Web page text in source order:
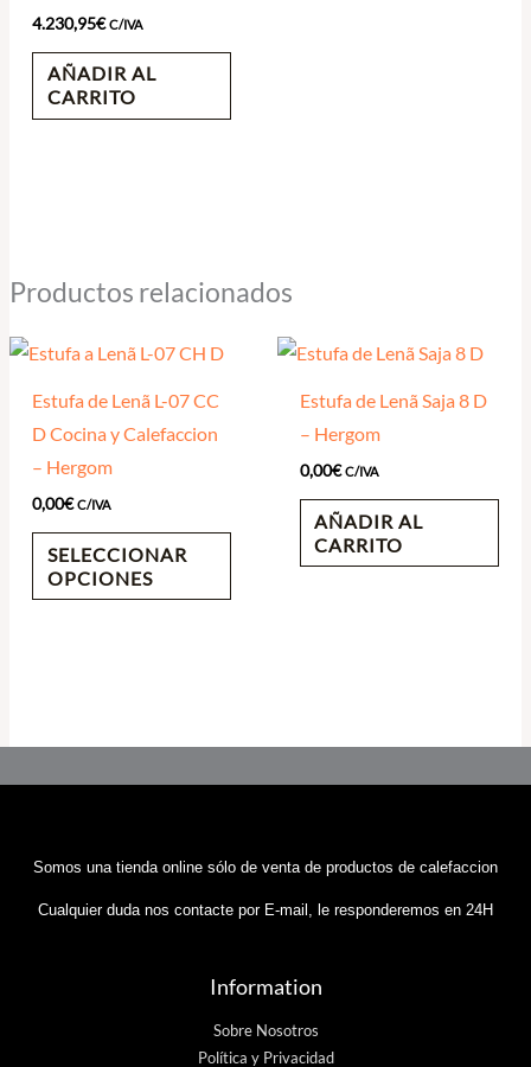
4.230,95€ C/IVA
AÑADIR AL
CARRITO
Productos relacionados
Estufa de Lenã L-07 CC
D Cocina y Calefaccion
– Hergom
0,00€ C/IVA
SELECCIONAR
OPCIONES
Estufa de Lenã Saja 8 D
– Hergom
0,00€ C/IVA
AÑADIR AL
CARRITO
Somos una tienda online sólo de venta de productos de calefaccion
Cualquier duda nos contacte por E-mail, le responderemos en 24H
Information
Sobre Nosotros
Política y Privacidad